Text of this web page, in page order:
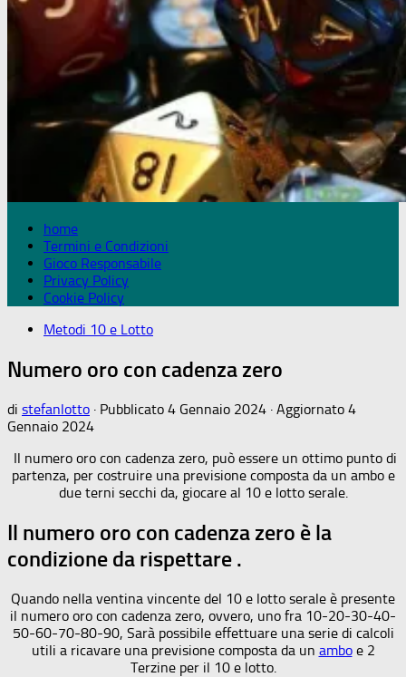
home
Termini e Condizioni
Gioco Responsabile
Privacy Policy
Cookie Policy
Metodi 10 e Lotto
Numero oro con cadenza zero
di stefanlotto · Pubblicato 4 Gennaio 2024 · Aggiornato 4
Gennaio 2024
Il numero oro con cadenza zero, può essere un ottimo punto di
partenza, per costruire una previsione composta da un ambo e
due terni secchi da, giocare al 10 e lotto serale.
Il numero oro con cadenza zero è la
condizione da rispettare .
Quando nella ventina vincente del 10 e lotto serale è presente
il numero oro con cadenza zero, ovvero, uno fra 10-20-30-40-
50-60-70-80-90, Sarà possibile effettuare una serie di calcoli
utili a ricavare una previsione composta da un amboe 2
Terzine per il 10 e lotto.